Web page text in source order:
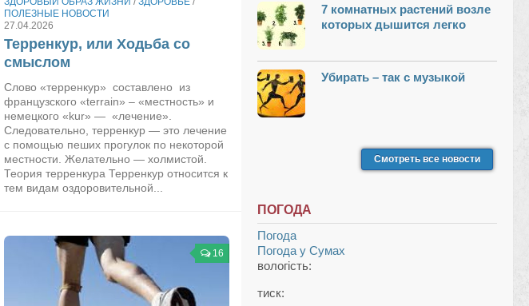
ПОЛЕЗНЫЕ НОВОСТИ
27.04.2026
Терренкур, или Ходьба со
смыслом
Слово «терренкур» составлено из
французского «terrain» – «местность» и
немецкого «kur» — «лечение».
Следовательно, терренкур — это лечение
с помощью пеших прогулок по некоторой
местности. Желательно — холмистой.
Теория терренкура Терренкур относится к
тем видам оздоровительной...
16
7 комнатных растений возле
которых дышится легко
Убирать – так с музыкой
Смотреть все новости
ПОГОДА
Погода
Погода у Сумах
вологість:
тиск: